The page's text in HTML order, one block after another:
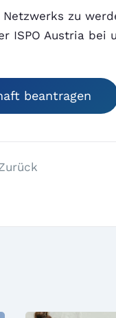
zu
ISPO Austria bei
beantragen